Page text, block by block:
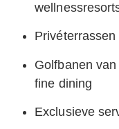
Golfbanen
fine dining
Exclusieve